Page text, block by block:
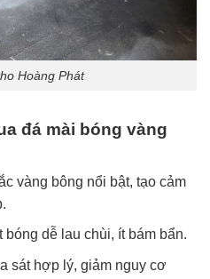
Hoàng Phát
đá mài bóng vàng
vàng bông nổi bật, tạo cảm
bóng dễ lau chùi, ít bám bẩn.
sát hợp lý, giảm nguy cơ